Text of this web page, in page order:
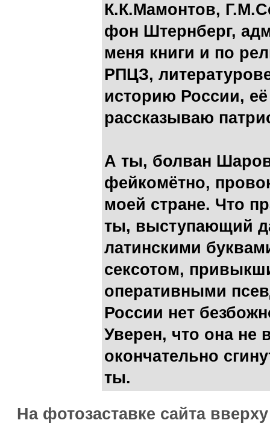
К.К.Мамонтов,
фон Штернберг,
меня книги и по
РПЦЗ,
историю России,
рассказываю
А ты, болван
фейкомётно,
моей стране. Что
ты, выступающий
латинскими
сексотом,
оперативными
России нет
Уверен, что она не
окончательно
ты.
На фотозаставке сайта